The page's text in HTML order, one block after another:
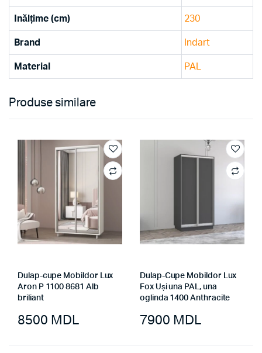
Inălțime (cm) 230
Brand Indart
Material PAL
Produse similare
Dulap-cupe Mobildor Lux
Aron P 1100 8681 Alb
briliant
8500 MDL
Dulap-Cupe Mobildor Lux
Fox Uși una PAL, una
oglinda 1400 Anthracite
7900 MDL